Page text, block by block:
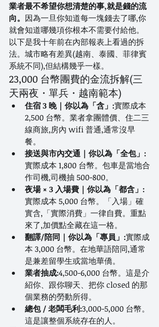
業者最不希望你想清楚的事,就是錢的流
向。 因為一旦你知道每一塊錢去了哪,你
就會知道哪幾項你根本不需要付給他。
以下是我十年前在內部報表上看過的拆
法。城市略有差異(越南、泰國、菲律賓
系統不同),但結構幾乎一樣。
23,000 台幣團費的金流拆解(三
天兩夜・單兵・越南範本)
住宿 3 晚｜你以為「含」:實際成本
2,500 台幣。業者拿團體價、住二三
線商旅,房內 wifi 普通,通常沒早
餐。
接送與市內交通｜你以為「全包」:
實際成本 1,800 台幣。包車是當地合
作司機,司機抽 500-800。
夜場 × 3 入場費｜你以為「都含」:
實際成本 5,000 台幣。「入場」確
實含,「實際消費」一律自費。重點
來了,加價點全藏在這一格。
翻譯/陪同｜你以為「專員」:實際成
本 3,000 台幣。在地華語陪同,通常
是兼差留學生或當地華僑。
業者抽成:4,500-6,000 台幣。這是介
紹你、跟你聊天、把你 closed 的那
個業務的勞動所得。
總包 / 老闆毛利:3,000-5,000 台幣。
這是讓整個系統存在的人。